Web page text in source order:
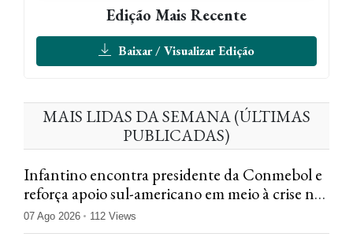
Edição Mais Recente
Baixar / Visualizar Edição
MAIS LIDAS DA SEMANA (ÚLTIMAS
PUBLICADAS)
Infantino encontra presidente da Conmebol e
reforça apoio sul-americano em meio à crise na
Fifa
07 Ago 2026 112 Views